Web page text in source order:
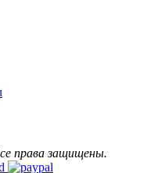
права защищены.